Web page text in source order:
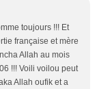
toujours !!! Et
française et mère
Allah au mois
!!! Voili voilou peut
Allah oufik et a